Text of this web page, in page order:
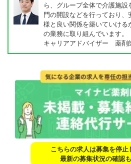
ら、グループ全体で介護施
門の開設などを行っており
様と良い関係を築いていける
の業務に取り組んでいます。
キャリアアドバイザー 薬剤
こちらの求人は募集を停止
最新の募集状況の確認も